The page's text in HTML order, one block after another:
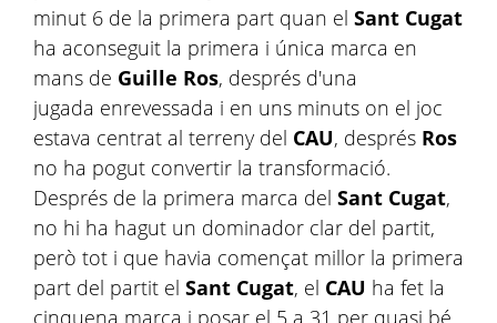
minut 6 de la primera part quan el Sant Cugat
ha aconseguit la primera i única marca en
mans de Guille Ros, després d'una
jugada enrevessada i en uns minuts on el joc
estava centrat al terreny del CAU, després Ros
no ha pogut convertir la transformació.
Després de la primera marca del Sant Cugat,
no hi ha hagut un dominador clar del partit,
però tot i que havia començat millor la primera
part del partit el Sant Cugat, el CAU ha fet la
cinquena marca i posar el 5 a 31 per quasi bé